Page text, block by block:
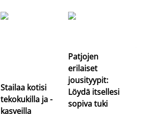
Stailaa kotisi
tekokukilla ja -
kasveilla
Patjojen
erilaiset
jousityypit:
Löydä itsellesi
sopiva tuki